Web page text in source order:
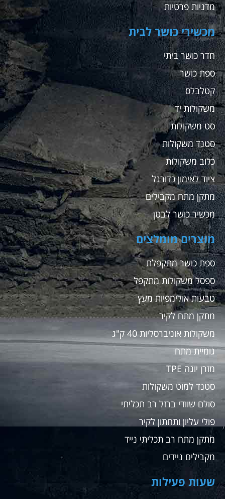
מדניות פרטיות
מכשירי כושר לבית
חדר כושר ביתי
ספת כושר
קטלבלס
משקולות יד
סט משקולות
סטנד משקולות
כלוב משקולות
ציוד לאימון כדורגל
מתקן מתח מקבילים
מכשיר כושר לבטן
מוצרים מומלצים
ספת כושר מתקפלת
ספסל משקולות מתקפל
טבעות אולימפיות מעץ
מתקן מתח לקיר
משקולות אוניברסליות 40 ק"ג
גומיית מתח
מזרן יוגה TPE
סטנד למוט משקולות
סולם שוודי ברזל רב תכליתי
פולי עליון ותחתון לקיר
מתקן מתח רב תכליתי נייד
מקבילים ניידים
שעות פעילות